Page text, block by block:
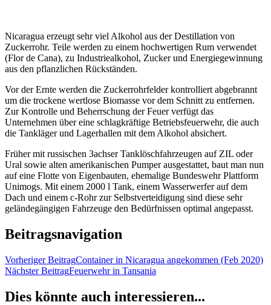
Nicaragua erzeugt sehr viel Alkohol aus der Destillation von
Zuckerrohr. Teile werden zu einem hochwertigen Rum verwendet
(Flor de Cana), zu Industriealkohol, Zucker und Energiegewinnung
aus den pflanzlichen Rückständen.
Vor der Ernte werden die Zuckerrohrfelder kontrolliert abgebrannt
um die trockene wertlose Biomasse vor dem Schnitt zu entfernen.
Zur Kontrolle und Beherrschung der Feuer verfügt das
Unternehmen über eine schlagkräftige Betriebsfeuerwehr, die auch
die Tankläger und Lagerhallen mit dem Alkohol absichert.
Früher mit russischen 3achser Tanklöschfahrzeugen auf ZIL oder
Ural sowie alten amerikanischen Pumper ausgestattet, baut man nun
auf eine Flotte von Eigenbauten, ehemalige Bundeswehr Plattform
Unimogs. Mit einem 2000 l Tank, einem Wasserwerfer auf dem
Dach und einem c-Rohr zur Selbstverteidigung sind diese sehr
geländegängigen Fahrzeuge den Bedürfnissen optimal angepasst.
Beitragsnavigation
Vorheriger BeitragContainer in Nicaragua angekommen (Feb 2020)
Nächster BeitragFeuerwehr in Tansania
Dies könnte auch interessieren...